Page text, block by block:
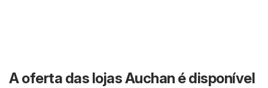
A oferta das lojas Auchan é disponível